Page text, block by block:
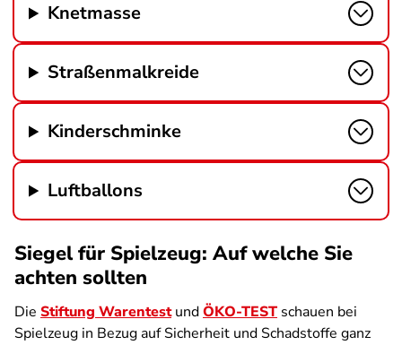
Knetmasse
Straßenmalkreide
Kinderschminke
Luftballons
Siegel für Spielzeug: Auf welche Sie
achten sollten
Die Stiftung WarentestundÖKO-TEST schauen bei
Spielzeug in Bezug auf Sicherheit und Schadstoffe ganz